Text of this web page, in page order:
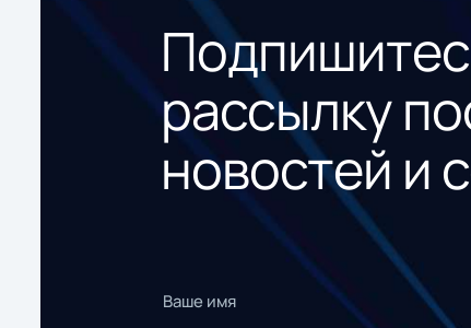
рассылку
новостей и